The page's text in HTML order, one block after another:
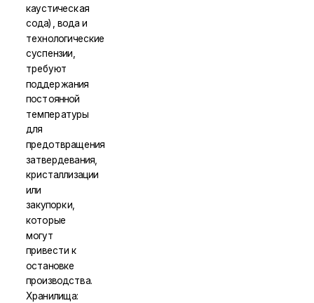
каустическая
сода), вода и
технологические
суспензии,
требуют
поддержания
постоянной
температуры
для
предотвращения
затвердевания,
кристаллизации
или
закупорки,
которые
могут
привести к
остановке
производства.
Хранилища: